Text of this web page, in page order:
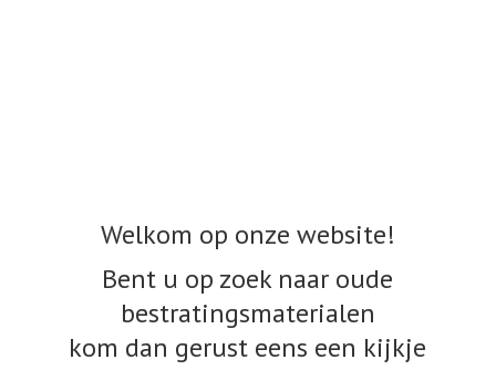
Welkom op onze website!
Bent u op zoek naar oude
bestratingsmaterialen
kom dan gerust eens een kijkje